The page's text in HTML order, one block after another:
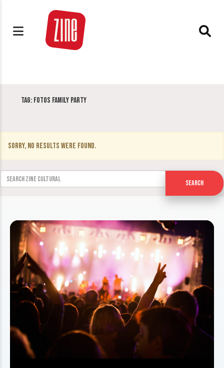
Tag: fotos Family Party
Sorry, no results were found.
Search for:
Search